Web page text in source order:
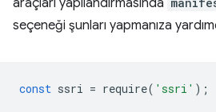
araçları yapılandırmasında
seçeneği şunları yapmanıza
const ssri = require( 'ssri' );